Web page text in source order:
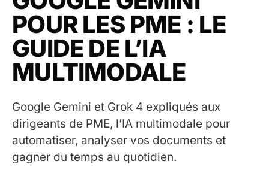
POUR LES PME : LE
GUIDE DE L’IA
MULTIMODALE
Google Gemini et Grok 4 expliqués aux
dirigeants de PME, l’IA multimodale pour
automatiser, analyser vos documents et
gagner du temps au quotidien.